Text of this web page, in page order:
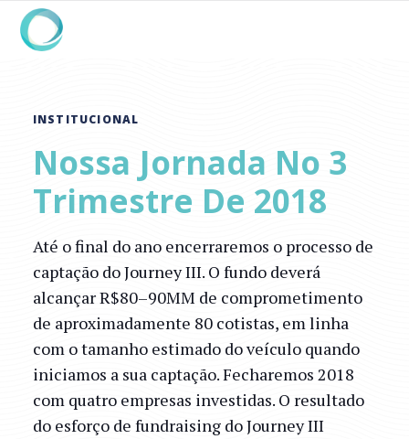
INSTITUCIONAL
Nossa Jornada No 3
Trimestre De 2018
Até o final do ano encerraremos o processo de
captação do Journey III. O fundo deverá
alcançar R$80–90MM de comprometimento
de aproximadamente 80 cotistas, em linha
com o tamanho estimado do veículo quando
iniciamos a sua captação. Fecharemos 2018
com quatro empresas investidas. O resultado
do esforço de fundraising do Journey III